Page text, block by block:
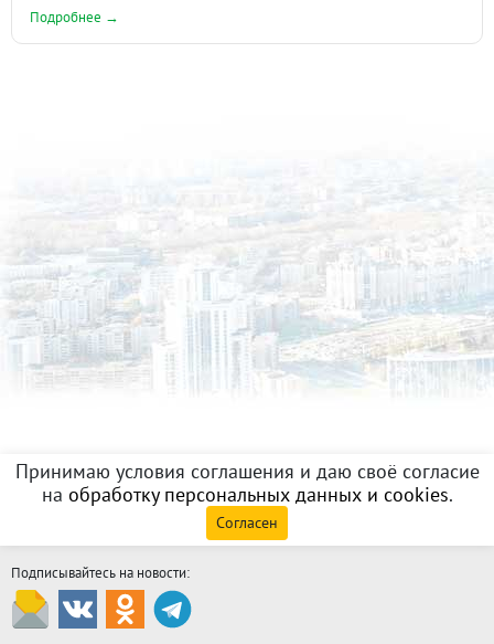
Подробнее →
Принимаю условия соглашения и даю своё согласие
на обработку персональных данных и cookies.
Согласен
Подписывайтесь на новости: